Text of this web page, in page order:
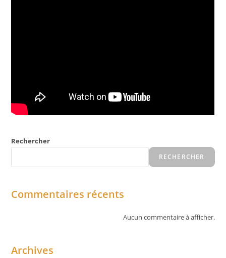
Rechercher
RECHERCHER
Commentaires récents
Aucun commentaire à afficher.
Archives